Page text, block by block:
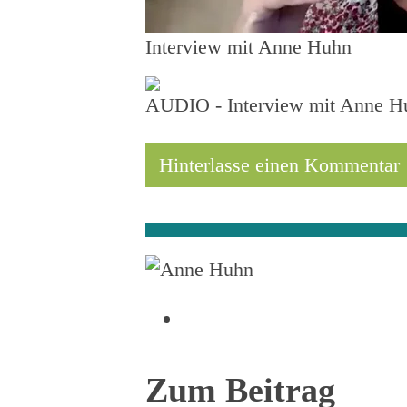
Interview mit Anne Huhn
AUDIO - Interview mit Anne
Hinterlasse einen Kommentar
Zum Beitrag